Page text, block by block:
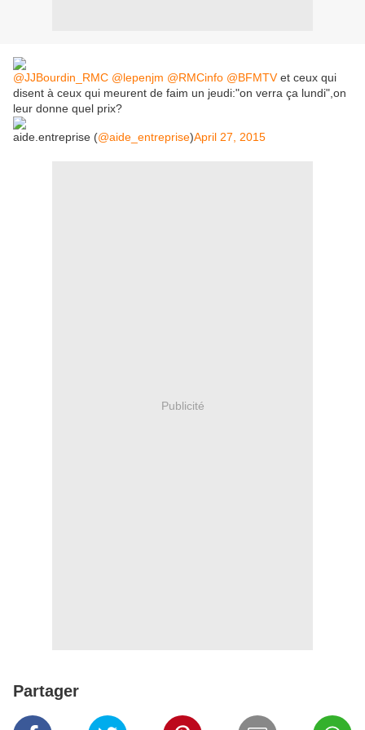
@JJBourdin_RMC @lepenjm @RMCinfo @BFMTVet ceux qui
disent à ceux qui meurent de faim un jeudi:"on verra ça lundi",on
leur donne quel prix?
aide.entreprise (@aide_entreprise)April 27, 2015
Publicité
Partager